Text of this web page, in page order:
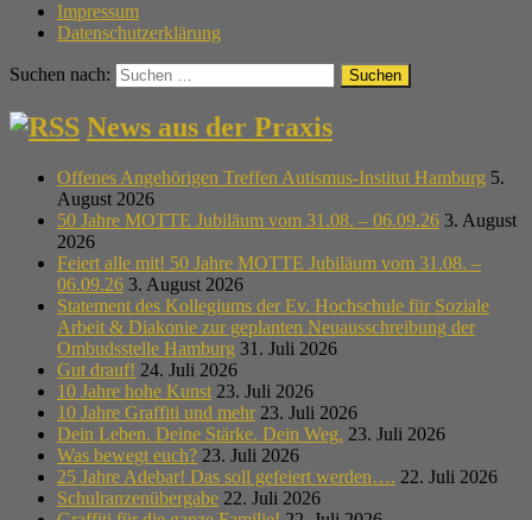
Impressum
Datenschutzerklärung
Suchen nach:
News aus der Praxis
Offenes Angehörigen Treffen Autismus-Institut Hamburg 5.
August 2026
50 Jahre MOTTE Jubiläum vom 31.08. – 06.09.26 3. August
2026
Feiert alle mit! 50 Jahre MOTTE Jubiläum vom 31.08. –
06.09.26 3. August 2026
Statement des Kollegiums der Ev. Hochschule für Soziale
Arbeit & Diakonie zur geplanten Neuausschreibung der
Ombudsstelle Hamburg 31. Juli 2026
Gut drauf! 24. Juli 2026
10 Jahre hohe Kunst 23. Juli 2026
10 Jahre Graffiti und mehr 23. Juli 2026
Dein Leben. Deine Stärke. Dein Weg. 23. Juli 2026
Was bewegt euch? 23. Juli 2026
25 Jahre Adebar! Das soll gefeiert werden…. 22. Juli 2026
Schulranzenübergabe 22. Juli 2026